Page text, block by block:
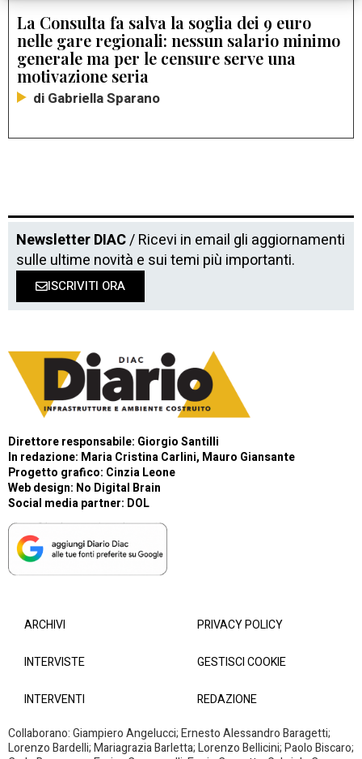
La Consulta fa salva la soglia dei 9 euro
nelle gare regionali: nessun salario minimo
generale ma per le censure serve una
motivazione seria
di Gabriella Sparano
Newsletter DIAC/ Ricevi in email gli aggiornamenti
sulle ultime novità e sui temi più importanti.
ISCRIVITI ORA
Direttore responsabile: Giorgio Santilli
In redazione: Maria Cristina Carlini, Mauro Giansante
Progetto grafico: Cinzia Leone
Web design: No Digital Brain
Social media partner: DOL
ARCHIVI
INTERVISTE
INTERVENTI
PRIVACY POLICY
GESTISCI COOKIE
REDAZIONE
Collaborano: Giampiero Angelucci; Ernesto Alessandro Baragetti;
Lorenzo Bardelli; Mariagrazia Barletta; Lorenzo Bellicini; Paolo Biscaro;